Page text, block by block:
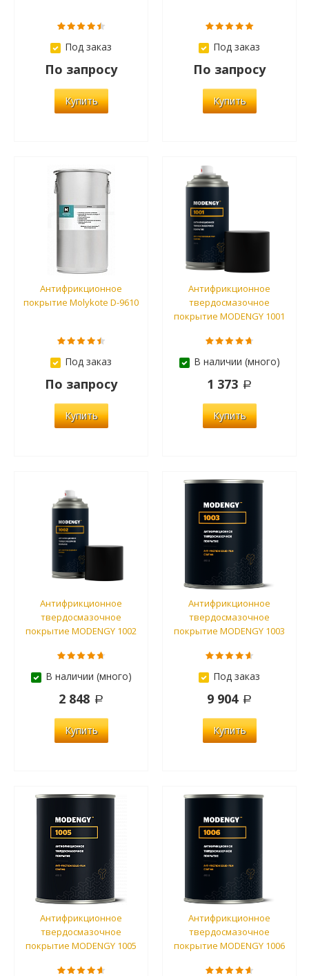
Под заказ
По запросу
Купить
Под заказ
По запросу
Купить
Антифрикционное
покрытие Molykote D-9610
Под заказ
По запросу
Купить
Антифрикционное
твердосмазочное
покрытие MODENGY 1001
В наличии (много)
1 373
Купить
Антифрикционное
твердосмазочное
покрытие MODENGY 1002
В наличии (много)
2 848
Купить
Антифрикционное
твердосмазочное
покрытие MODENGY 1003
Под заказ
9 904
Купить
Антифрикционное
твердосмазочное
покрытие MODENGY 1005
Антифрикционное
твердосмазочное
покрытие MODENGY 1006